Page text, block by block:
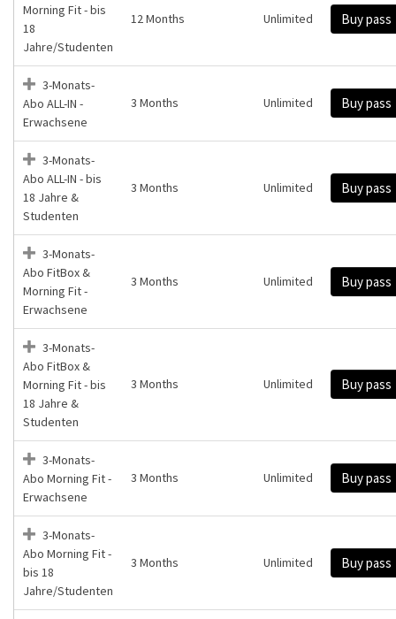
Morning Fit - bis
18
Jahre/Studenten
12 Months Unlimited Buy pass
3-Monats-
Abo ALL-IN -
Erwachsene
3 Months Unlimited Buy pass
3-Monats-
Abo ALL-IN - bis
18 Jahre &
Studenten
3 Months Unlimited Buy pass
3-Monats-
Abo FitBox &
Morning Fit -
Erwachsene
3 Months Unlimited Buy pass
3-Monats-
Abo FitBox &
Morning Fit - bis
18 Jahre &
Studenten
3 Months Unlimited Buy pass
3-Monats-
Abo Morning Fit -
Erwachsene
3 Months Unlimited Buy pass
3-Monats-
Abo Morning Fit -
bis 18
Jahre/Studenten
3 Months Unlimited Buy pass